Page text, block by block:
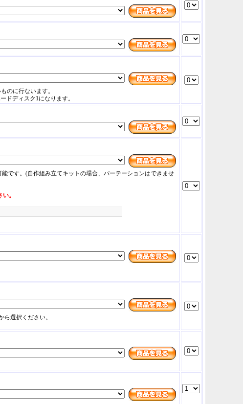
のに行ないます。
ドディスク1になります。
です。(自作組み立てキットの場合、パーテーションはできませ
。
選択ください。